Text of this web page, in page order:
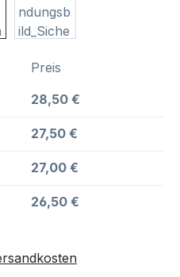
Preis
28,50 €
27,50 €
27,00 €
26,50 €